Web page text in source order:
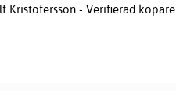
Kristofersson - Verifierad köpare